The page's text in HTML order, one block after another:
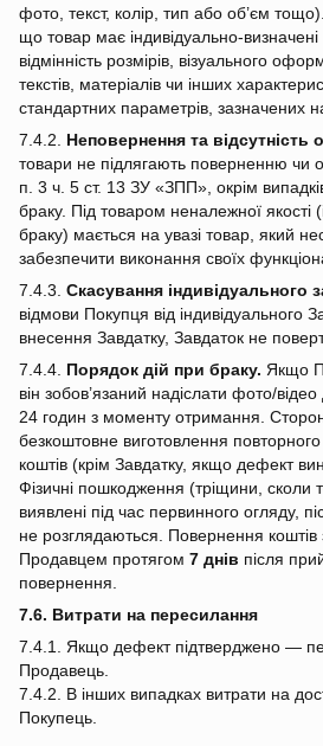
фото, текст, колір, тип або об’єм
що товар має індивідуально‑визначені
відмінність розмірів, візуального
текстів, матеріалів чи інших
стандартних параметрів, зазначених
7.4.2. Неповернення та відсутність
товари не підлягають поверненню чи
п. 3 ч. 5 ст. 13 ЗУ «ЗПП», окрім
браку. Під товаром неналежної якості
браку) мається на увазі товар, який
забезпечити виконання своїх
7.4.3. Скасування індивідуального
відмови Покупця від індивідуального
внесення Завдатку, Завдаток не
7.4.4. Порядок дій при браку. Якщо
він зобов’язаний надіслати фото/
24 годин з моменту отримання.
безкоштовне виготовлення
коштів (крім Завдатку, якщо дефект
Фізичні пошкодження (тріщини, сколи
виявлені під час первинного огляду,
не розглядаються. Повернення коштів
Продавцем протягом 7 днів після
повернення.
7.6. Витрати на пересилання
7.4.1. Якщо дефект підтверджено —
Продавець.
7.4.2. В інших випадках витрати на
Покупець.